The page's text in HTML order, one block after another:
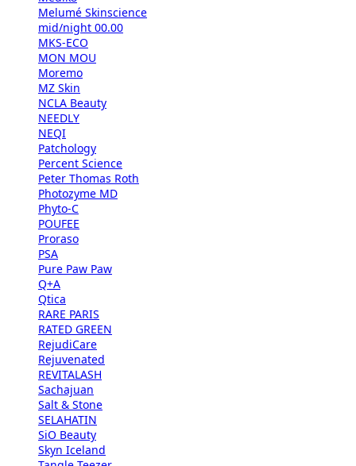
Melumé Skinscience
mid/night 00.00
MKS-ECO
MON MOU
Moremo
MZ Skin
NCLA Beauty
NEEDLY
NEQI
Patchology
Percent Science
Peter Thomas Roth
Photozyme MD
Phyto-C
POUFEE
Proraso
PSA
Pure Paw Paw
Q+A
Qtica
RARE PARIS
RATED GREEN
RejudiCare
Rejuvenated
REVITALASH
Sachajuan
Salt & Stone
SELAHATIN
SiO Beauty
Skyn Iceland